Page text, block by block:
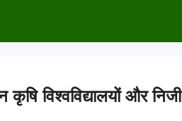
विश्वविद्यालयों और निजी